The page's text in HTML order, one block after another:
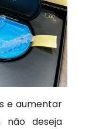
e aumentar
não deseja